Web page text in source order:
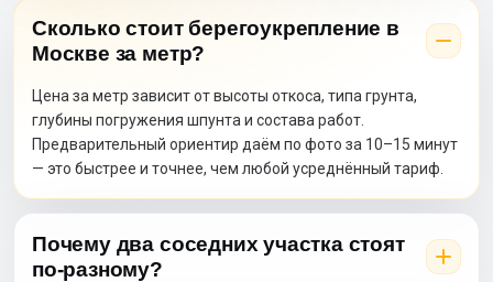
Сколько стоит берегоукрепление в
Москве за метр?
Цена за метр зависит от высоты откоса, типа грунта,
глубины погружения шпунта и состава работ.
Предварительный ориентир даём по фото за 10–15 минут
— это быстрее и точнее, чем любой усреднённый тариф.
Почему два соседних участка стоят
по-разному?